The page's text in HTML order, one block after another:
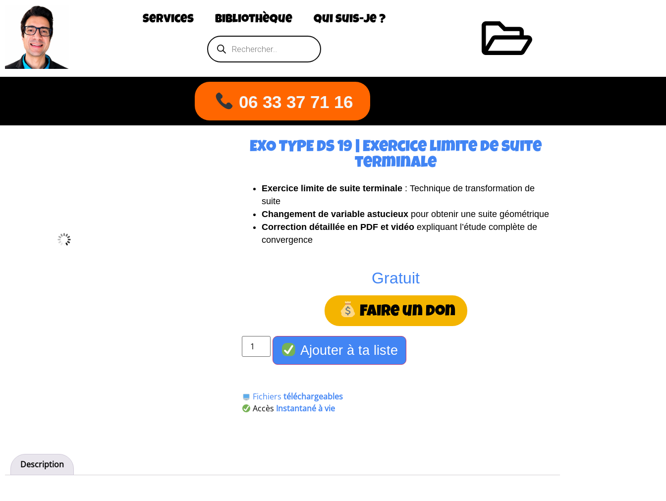
Services Bibliothèque Qui suis-je ?
06 33 37 71 16
EXO TYPE DS 19 | Exercice limite de suite
terminale​
Exercice limite de suite terminale : Technique de transformation de
suite
Changement de variable astucieuxpour obtenir une suite géométrique
Correction détaillée en PDF et vidéoexpliquant l’étude complète de
convergence
Gratuit
Faire un don
Ajouter à ta liste
Fichierstéléchargeables
Accès Instantané à vie
Description